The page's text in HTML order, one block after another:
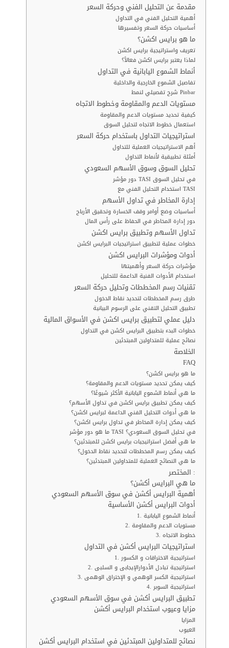
مقدمة عن التحليل الفني وحركة السعر
أهمية التحليل الفني في التداول
أساسيات حركة السعر وتفسيرها
ما هو برايس اكشن؟
تعريف واستراتيجية برايس اكشن
لماذا يعتبر برايس اكشن فعالاً؟
أنماط الشموع اليابانية في التداول
تفاصيل الشموع الخارجية والداخلية
شرح تفصيلي لنمط Pinbar
مستويات الدعم والمقاومة وخطوط الاتجاه
كيفية تحديد مستويات الدعم والمقاومة
استعمال خطوط الاتجاه لتحليل السوق
استراتيجيات التداول باستخدام حركة السعر
أهم الاستراتيجيات العملية للتداول
أمثلة تطبيقية لأنماط التداول
تحليل السوق وسوق الأسهم السعودي
دور مؤشر TASI في تحليل السوق
استخدام التحليل الفني مع TASI
إدارة المخاطر في تداول الأسهم
أساسيات وضع أوامر وقف الخسارة وتحقيق الأرباح
دور إدارة المخاطر في الحفاظ على رأس المال
تداول الأسهم وتطبيق برايس اكشن
خطوات عملية لتطبيق استراتيجيات البرايس اكشن
أدوات ومؤشرات البرايس اكشن
مؤشرات حركة السعر وأهميتها
استخدام الأدوات الفنية الداعمة للتحليل
تقنيات رسم المخططات وتحليل حركة السعر
طرق رسم المخططات لتحديد نقاط الدخول
تطبيق التحليل التقني على الرسوم البيانية
دليل عملي لتطبيق برايس اكشن في الأسواق المالية
خطوات البدء بتطبيق البرايس اكشن في التداول
نصائح عملية للمتداولين المبتدئين
الخلاصة
FAQ
ما هو برايس اكشن؟
كيف يمكن تحديد مستويات الدعم والمقاومة؟
ما هي أنماط الشموع اليابانية الأكثر شيوعًا؟
كيف يمكن تطبيق برايس اكشن في تداول الأسهم؟
ما هي أدوات التحليل الفني الداعمة لبرايس اكشن؟
كيف يمكن إدارة المخاطر في تداول برايس اكشن؟
ما هو دور مؤشر TASI في تحليل السوق السعودي؟
ما هي أفضل استراتيجيات برايس اكشن للمبتدئين؟
كيف يمكن رسم المخططات لتحديد نقاط الدخول؟
ما هي النصائح العملية للمتداولين المبتدئين؟
المختصر :
ما هي البرايس أكشن؟
أهمية البرايس أكشن في سوق الأسهم السعودي
أدوات البرايس أكشن الأساسية
1. أنماط الشموع اليابانية
2. مستويات الدعم والمقاومة
3. خطوط الاتجاه
استراتيجيات البرايس أكشن في التداول
1. استراتيجية الاختراقات و الكسور
2. استراتيجية تبادل الأدوارالإيجابى و السلبى
3. استراتيجية الكسر الوهمي و الإختراق الوهمى
4. استراتيجية السوبر
تطبيق البرايس أكشن في سوق الأسهم السعودي
مزايا وعيوب استخدام البرايس أكشن
المزايا
العيوب
نصائح للمتداولين المبتدئين في استخدام البرايس أكشن